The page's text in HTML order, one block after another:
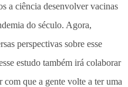
a ciência desenvolver vacinas
do século. Agora,
perspectivas sobre esse
estudo também irá colaborar
que a gente volte a ter uma